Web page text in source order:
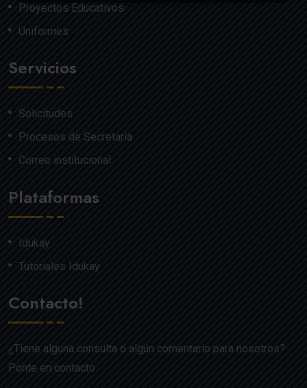
Proyectos Educativos
Uniformes
Servicios
Solicitudes
Procesos de Secretaría
Correo institucional
Plataformas
Idukay
Tutoriales Idukay
Contacto!
¿Tiene alguna consulta o algún comentario para nosotros?
Ponte en contacto